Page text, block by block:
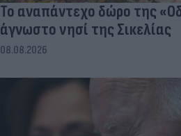
To αναπάντεχο δώρο της
άγνωστο νησί της Σικελίας
08.08.2026